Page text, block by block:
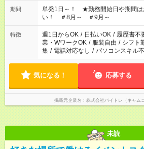
期間
単発1日～！ ★勤務開始日や期間は
い！ ＃8月～ ＃9月～
特徴 週1日からOK / 日払いOK / 履歴書不
業・WワークOK / 服装自由 / シフト
集 / 電話対応なし / パソコンスキル
気になる！ 応募する
掲載元企業名 株式会社バイトレ（キャム
未読